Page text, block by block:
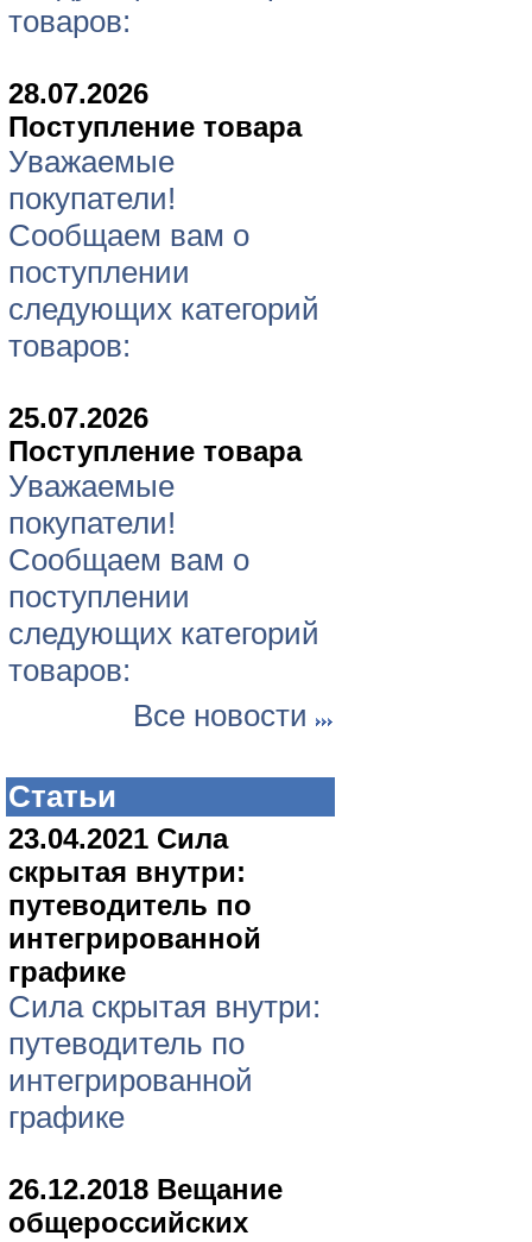
товаров:
28.07.2026
Поступление товара
Уважаемые
покупатели!
Сообщаем вам о
поступлении
следующих категорий
товаров:
25.07.2026
Поступление товара
Уважаемые
покупатели!
Сообщаем вам о
поступлении
следующих категорий
товаров:
Все новости
Статьи
23.04.2021 Сила
скрытая внутри:
путеводитель по
интегрированной
графике
Сила скрытая внутри:
путеводитель по
интегрированной
графике
26.12.2018 Вещание
общероссийских